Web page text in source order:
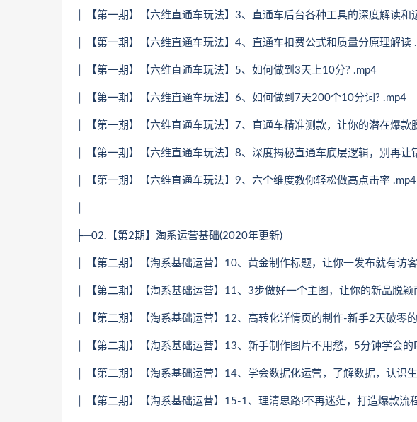
│ 【第一期】【六维直通车玩法】3、直通车后台各种工具的深度解读和
│ 【第一期】【六维直通车玩法】4、直通车扣费公式和质量分原理解读
│ 【第一期】【六维直通车玩法】5、如何做到3天上10分? .mp4
│ 【第一期】【六维直通车玩法】6、如何做到7天200个10分词? .mp4
│ 【第一期】【六维直通车玩法】7、直通车精准测款，让你的潜在爆款
│ 【第一期】【六维直通车玩法】8、深度揭秘直通车底层逻辑，别再让
│ 【第一期】【六维直通车玩法】9、六个维度教你轻松做高点击率 .mp4
├─02.【第2期】淘系运营基础(2020年更新)
│ 【第二期】【淘系基础运营】10、黄金制作标题，让你一发布就有访
│ 【第二期】【淘系基础运营】11、3步做好一个主图，让你的新品脱颖
│ 【第二期】【淘系基础运营】12、高转化详情页的制作-新手2天破零
│ 【第二期】【淘系基础运营】13、新手制作图片不用愁，5分钟学会的
│ 【第二期】【淘系基础运营】14、学会数据化运营，了解数据，认识
│ 【第二期】【淘系基础运营】15-1、理清思路!不再迷茫，打造爆款流